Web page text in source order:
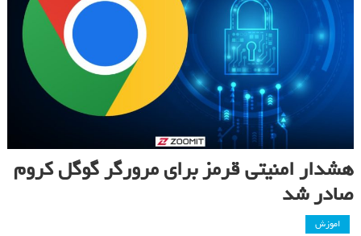
هشدار امنیتی قرمز برای مرورگر گوگل کروم
صادر شد
اموزش